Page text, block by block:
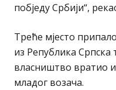
побједу Србији“,
Треће мјесто
из Република Српска
власништво вратио и
младог возача.